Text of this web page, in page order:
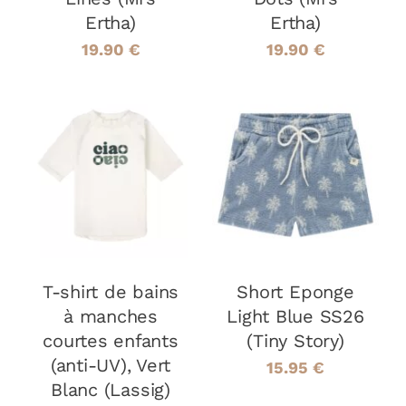
DU
PRODUIT
Ertha)
19.90 €
DU
PRODUIT
Ertha)
19.90 €
CHOIX DES
CE
PLUSIEURS
OPTIONS
PEUVENT
ÊTRE
CHOISIES
SUR
LA
T-shirt de bains
à manches
courtes enfants
(anti-UV), Vert
Blanc (Lassig)
CHOIX DES
OPTIONS CE
PRODUIT
A
PLUSIEURS
OPTIONS
PEUVENT
ÊTRE
CHOISIES
SUR
/
DÉTAILS
Short Eponge
Light Blue SS26
(Tiny Story)
15.95 €